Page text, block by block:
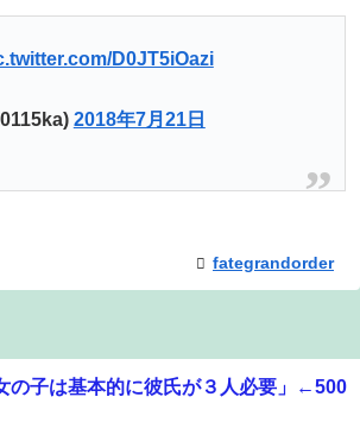
D0JT5iOazi
2018年7月21日
fategrandorder
の子は基本的に彼氏が３人必要」←500